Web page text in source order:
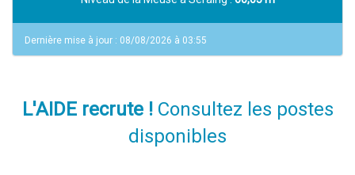
Dernière mise à jour : 08/08/2026 à 03:55
L'AIDE recrute !Consultez les postes
disponibles